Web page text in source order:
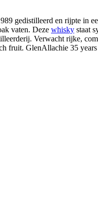
gedistilleerd en rijpte in
vaten. Deze whisky staat
Verwacht rijke,
fruit. GlenAllachie 35